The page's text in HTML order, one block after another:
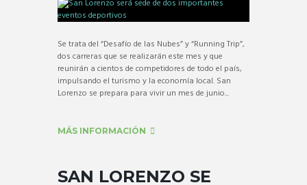
Se trata del “Desafío de las Nubes” y “Running Trip”,
dos carreras que se realizarán este mes y que
reunirán a cientos de competidores de todo el país,
impulsando el turismo y la economía local. San
Lorenzo se prepara para vivir un mes de junio...
MÁS INFORMACIÓN
SAN LORENZO SE